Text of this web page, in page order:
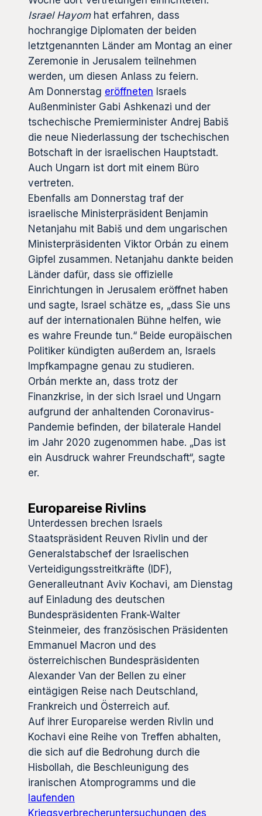
Israel Hayomhat erfahren, dass
hochrangige Diplomaten der beiden
letztgenannten Länder am Montag an einer
Zeremonie in Jerusalem teilnehmen
werden, um diesen Anlass zu feiern.
Am Donnerstag eröffneten Israels
Außenminister Gabi Ashkenazi und der
tschechische Premierminister Andrej Babiš
die neue Niederlassung der tschechischen
Botschaft in der israelischen Hauptstadt.
Auch Ungarn ist dort mit einem Büro
vertreten.
Ebenfalls am Donnerstag traf der
israelische Ministerpräsident Benjamin
Netanjahu mit Babiš und dem ungarischen
Ministerpräsidenten Viktor Orbán zu einem
Gipfel zusammen. Netanjahu dankte beiden
Länder dafür, dass sie offizielle
Einrichtungen in Jerusalem eröffnet haben
und sagte, Israel schätze es, „dass Sie uns
auf der internationalen Bühne helfen, wie
es wahre Freunde tun.“ Beide europäischen
Politiker kündigten außerdem an, Israels
Impfkampagne genau zu studieren.
Orbán merkte an, dass trotz der
Finanzkrise, in der sich Israel und Ungarn
aufgrund der anhaltenden Coronavirus-
Pandemie befinden, der bilaterale Handel
im Jahr 2020 zugenommen habe. „Das ist
ein Ausdruck wahrer Freundschaft“, sagte
er.
Europareise Rivlins
Unterdessen brechen Israels
Staatspräsident Reuven Rivlin und der
Generalstabschef der Israelischen
Verteidigungsstreitkräfte (IDF),
Generalleutnant Aviv Kochavi, am Dienstag
auf Einladung des deutschen
Bundespräsidenten Frank-Walter
Steinmeier, des französischen Präsidenten
Emmanuel Macron und des
österreichischen Bundespräsidenten
Alexander Van der Bellen zu einer
eintägigen Reise nach Deutschland,
Frankreich und Österreich auf.
Auf ihrer Europareise werden Rivlin und
Kochavi eine Reihe von Treffen abhalten,
die sich auf die Bedrohung durch die
Hisbollah, die Beschleunigung des
iranischen Atomprogramms und die
laufenden
Kriegsverbrecheruntersuchungen des